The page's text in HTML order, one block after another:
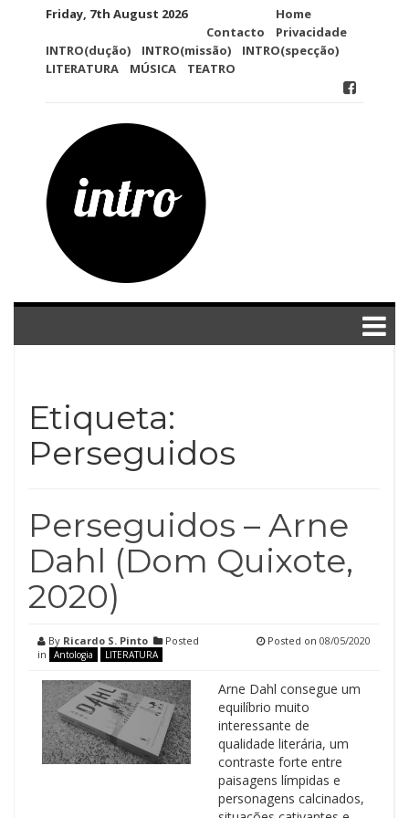
Friday, 7th August 2026
Contacto
Home
Privacidade
INTRO(dução)
INTRO(missão)
INTRO(specção)
LITERATURA
MÚSICA TEATRO
Etiqueta:
Perseguidos
Perseguidos – Arne
Dahl (Dom Quixote,
2020)
By Ricardo S. Pinto
Posted
in
Antologia LITERATURA
Posted on 08/05/2020
Arne Dahl consegue um
equilíbrio muito
interessante de
qualidade literária, um
contraste forte entre
paisagens límpidas e
personagens calcinados,